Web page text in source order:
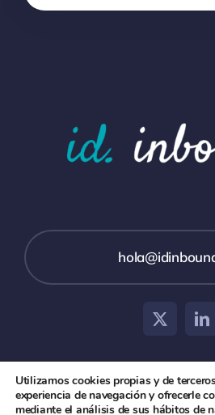
© 2026 id inbound •Aviso Legal
Utilizamos cookies propias y de
experiencia de navegación y ofrecerle
mediante el análisis de sus hábitos de